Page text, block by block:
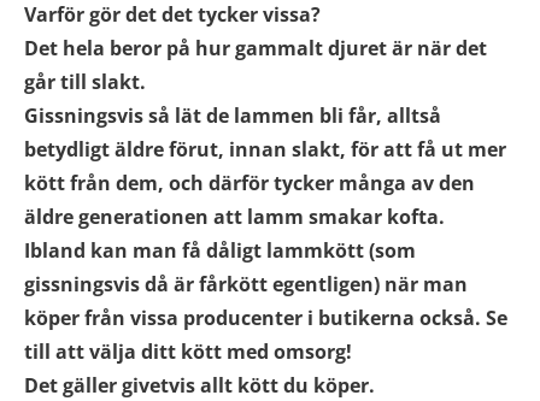
Varför gör det det tycker vissa?
Det hela beror på hur gammalt djuret är när det
går till slakt.
Gissningsvis så lät de lammen bli får, alltså
betydligt äldre förut, innan slakt, för att få ut mer
kött från dem, och därför tycker många av den
äldre generationen att lamm smakar kofta.
Ibland kan man få dåligt lammkött (som
gissningsvis då är fårkött egentligen) när man
köper från vissa producenter i butikerna också. Se
till att välja ditt kött med omsorg!
Det gäller givetvis allt kött du köper.